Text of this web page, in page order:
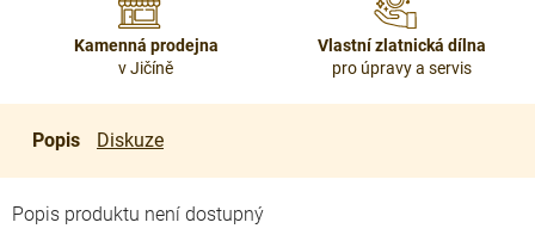
Kamenná prodejna
v Jičíně
Vlastní zlatnická dílna
pro úpravy a servis
Popis Diskuze
Popis produktu není dostupný